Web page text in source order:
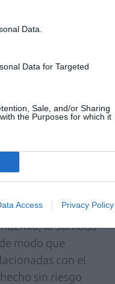
Data.
Data for Targeted
Sale, and/or Sharing
the Purposes for which it
Access Privacy Policy
empleo».
se han celebrado
de pacientes,
han abordado,
participación del
participar los
o cómo se
la Jornada
modo que
con el
sin riesgo